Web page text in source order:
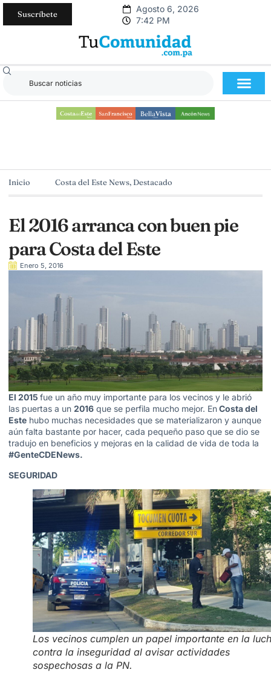
Suscríbete
Agosto 6, 2026
7:42 PM
Inicio Costa del Este News, Destacado
El 2016 arranca con buen pie
para Costa del Este
Enero 5, 2016
El 2015 fue un año muy importante para los vecinos y le abrió
las puertas a un 2016 que se perfila mucho mejor. EnCosta del
Este hubo muchas necesidades que se materializaron y aunque
aún falta bastante por hacer, cada pequeño paso que se dio se
tradujo en beneficios y mejoras en la calidad de vida de toda la
#GenteCDENews.
SEGURIDAD
Los vecinos cumplen un papel importante en la
contra la inseguridad al avisar actividades
sospechosas a la PN.